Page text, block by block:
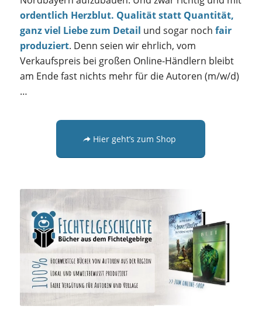
ordentlich Herzblut. Qualität statt Quantität,
ganz viel Liebe zum Detail und sogar noch fair
produziert. Denn seien wir ehrlich, vom
Verkaufspreis bei großen Online-Händlern bleibt
am Ende fast nichts mehr für die Autoren (m/w/d)
…
Hier geht’s zum Shop